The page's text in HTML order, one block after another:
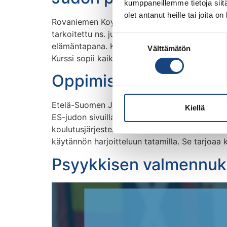
kumppaneillemme tietoja
olet antanut heille tai joita
Suostumuksen
Välttämätön
Kiellä
Rovaniemen Koyama järjestää la 28.3.- su
tarkoitettu ns. judokan ensimmäiseksi
elämäntapana. Kurssi painottuu tatamilla
Kurssi sopii kaikille yli 11 […]
Oppimisen ja
Etelä-Suomen Judo järjestää Oppimisen ja
ES-judon sivuilla täällä. Paikka: Hontai
koulutusjärjestelmän I-tason koulutus, joka
käytännön harjoitteluun tatamilla. Se
Psyykkisen